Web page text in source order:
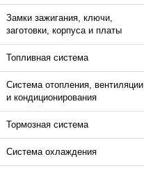
Замки зажигания, ключи,
заготовки, корпуса и платы
Топливная система
Система отопления, вентиляции
и кондиционирования
Тормозная система
Система охлаждения